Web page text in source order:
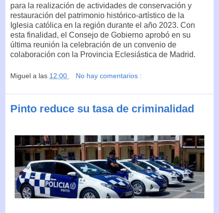
para la realización de actividades de conservación y
restauración del patrimonio histórico-artístico de la
Iglesia católica en la región durante el año 2023. Con
esta finalidad, el Consejo de Gobierno aprobó en su
última reunión la celebración de un convenio de
colaboración con la Provincia Eclesiástica de Madrid.
Miguel a las 12:00 No hay comentarios :
Pinto reduce su tasa de criminalidad